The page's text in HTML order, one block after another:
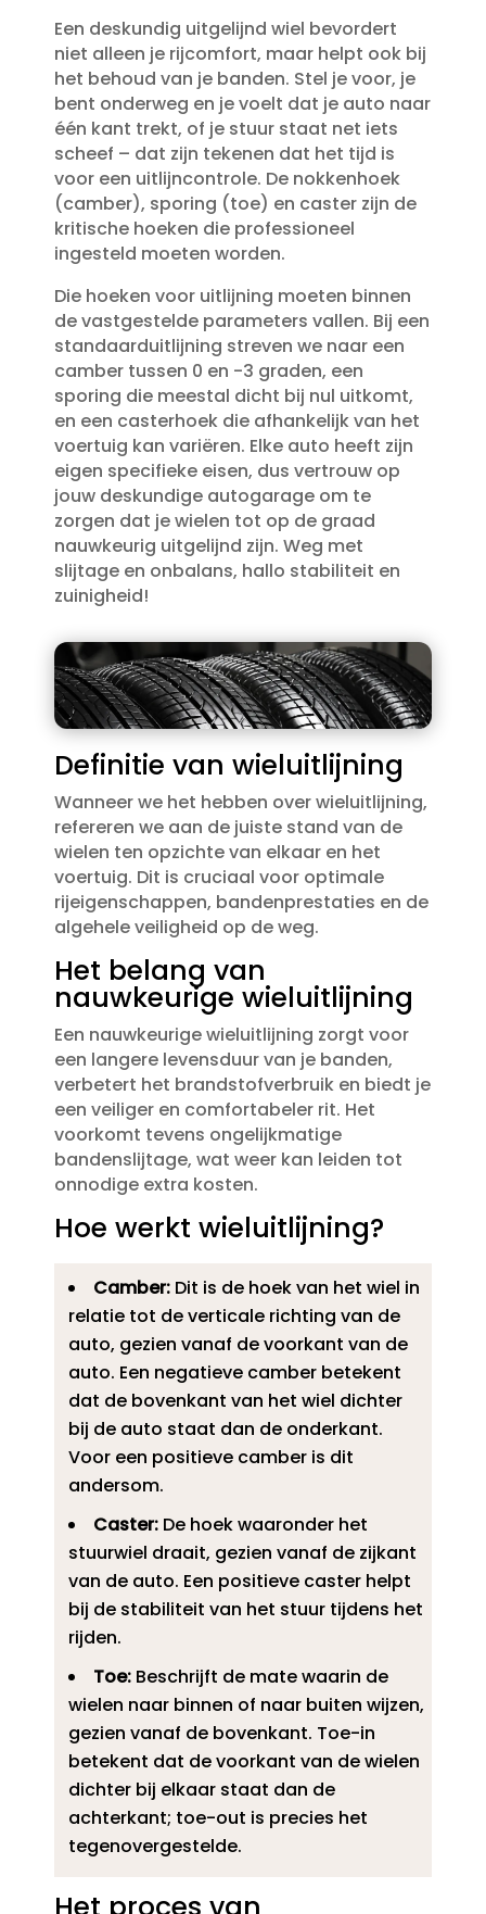
Een deskundig uitgelijnd wiel bevordert
niet alleen je rijcomfort, maar helpt ook bij
het behoud van je banden.​ Stel je voor, je
bent onderweg en je voelt dat je auto naar
één kant trekt, of je stuur staat net iets
scheef – dat zijn tekenen dat het tijd is
voor een uitlijncontrole.​ De nokkenhoek
(camber), sporing (toe) en caster zijn de
kritische hoeken die professioneel
ingesteld moeten worden.​
Die hoeken voor uitlijning moeten binnen
de vastgestelde parameters vallen.​ Bij een
standaarduitlijning streven we naar een
camber tussen 0 en -3 graden, een
sporing die meestal dicht bij nul uitkomt,
en een casterhoek die afhankelijk van het
voertuig kan variëren.​ Elke auto heeft zijn
eigen specifieke eisen, dus vertrouw op
jouw deskundige autogarage om te
zorgen dat je wielen tot op de graad
nauwkeurig uitgelijnd zijn.​ Weg met
slijtage en onbalans, hallo stabiliteit en
zuinigheid!
Definitie van wieluitlijning
Wanneer we het hebben over wieluitlijning,
refereren we aan de juiste stand van de
wielen ten opzichte van elkaar en het
voertuig.​ Dit is cruciaal voor optimale
rijeigenschappen, bandenprestaties en de
algehele veiligheid op de weg.​
Het belang van
nauwkeurige wieluitlijning
Een nauwkeurige wieluitlijning zorgt voor
een langere levensduur van je banden,
verbetert het brandstofverbruik en biedt je
een veiliger en comfortabeler rit.​ Het
voorkomt tevens ongelijkmatige
bandenslijtage, wat weer kan leiden tot
onnodige extra kosten.​
Hoe werkt wieluitlijning?
Camber:Dit is de hoek van het wiel in
relatie tot de verticale richting van de
auto, gezien vanaf de voorkant van de
auto.​ Een negatieve camber betekent
dat de bovenkant van het wiel dichter
bij de auto staat dan de onderkant.​
Voor een positieve camber is dit
andersom.​
Caster:De hoek waaronder het
stuurwiel draait, gezien vanaf de zijkant
van de auto.​ Een positieve caster helpt
bij de stabiliteit van het stuur tijdens het
rijden.​
Toe:Beschrijft de mate waarin de
wielen naar binnen of naar buiten wijzen,
gezien vanaf de bovenkant.​ Toe-in
betekent dat de voorkant van de wielen
dichter bij elkaar staat dan de
achterkant; toe-out is precies het
tegenovergestelde.​